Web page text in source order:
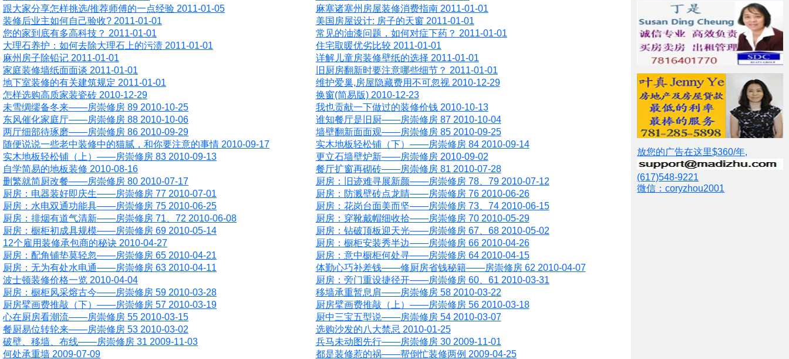
跟大家分享怎样挑选/推荐师傅的一点经验 2011-01-05
麻塞诸塞州房屋装修消费指南 2011-01-01
装修后业主如何自己验收? 2011-01-01
美国房屋设计: 房子的天窗 2011-01-01
您的家到底有多高科技？ 2011-01-01
常见的油漆问题，如何对症下药？ 2011-01-01
大理石养护：如何去除大理石上的污渍 2011-01-01
住宅取暖优劣比较 2011-01-01
麻州房子除铅记 2011-01-01
详解儿童房装修壁纸的选择 2011-01-01
家庭装修墙纸面面谈 2011-01-01
旧厨房翻新时要注意哪些细节？ 2011-01-01
地下室装修的有关建筑规定 2011-01-01
维护爱巢,房屋隐藏费用不可忽视 2010-12-29
怎样选购高质家装瓷砖 2010-12-29
换窗(简易版) 2010-12-23
未雪绸缪备冬来——房崇修房 89 2010-10-25
我也贡献一下做过的装修价钱 2010-10-13
东风催化家庭厅——房崇修房 88 2010-10-06
谁知餐厅是旧厨——房崇修房 87 2010-10-04
两厅细部待琢磨——房崇修房 86 2010-09-29
墙壁翻新面面观——房崇修房 85 2010-09-25
随便说说一些老中装修中的猫腻，和你要注意的事情 2010-09-17
实木地板轻松铺（下）——房崇修房 84 2010-09-14
实木地板轻松铺（上）——房崇修房 83 2010-09-13
更立石墙壁炉新——房崇修房 2010-09-02
自学简易的地板装修 2010-08-16
餐厅扩窗再砌砖——房崇修房 81 2010-07-28
删繁就简厨改餐——房崇修房 80 2010-07-17
厨房：旧迹难寻展新颜——房崇修房 78、79 2010-07-12
厨房：电器装好即庆生——房崇修房 77 2010-07-01
厨房：防溅壁砖点龙睛——房崇修房 76 2010-06-26
厨房：水电双通功能具——房崇修房 75 2010-06-25
厨房：花岗台面美而坚——房崇修房 73、74 2010-06-15
厨房：排烟有道气清新——房崇修房 71、72 2010-06-08
厨房：穿靴戴帽细收拾——房崇修房 70 2010-05-29
厨房：橱柜初成具规模——房崇修房 69 2010-05-14
厨房：钻破顶板迎天光——房崇修房 67、68 2010-05-02
12个雇用装修承包商的秘诀 2010-04-27
厨房：橱柜安装秀半边——房崇修房 66 2010-04-26
厨房：配角铺垫莫轻忽——房崇修房 65 2010-04-21
厨房：意中橱柜何处寻——房崇修房 64 2010-04-15
厨房：无为有处水电通——房崇修房 63 2010-04-11
体勤心巧补差钱——修厨房省钱秘籍——房崇修房 62 2010-04-07
波士顿装修价格一览 2010-04-04
厨房：旁门重设捷径开——房崇修房 60、61 2010-03-31
厨房：橱柜风采熔古今——房崇修房 59 2010-03-28
移墙承重暂息肩——房崇修房 58 2010-03-22
厨房擘画费推敲（下）——房崇修房 57 2010-03-19
厨房擘画费推敲（上）——房崇修房 56 2010-03-18
心在厨房看潮流——房崇修房 55 2010-03-15
厨中三宝五型说——房崇修房 54 2010-03-07
餐厨易位转轮来——房崇修房 53 2010-03-02
选购沙发的八大禁忌 2010-01-25
破壁、移墙、布线——房崇修房 31 2009-11-03
兵马未动图先行——房崇修房 30 2009-11-01
何处承重墙 2009-07-09
都是装修惹的祸——帮倒忙装修两例 2009-04-25
放您的广告在这里$360/年,
(617)548-9221
微信：coryzhou2001